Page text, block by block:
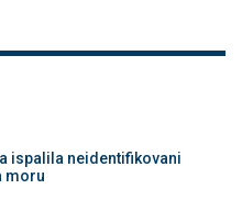
ispalila neidentifikovani
moru